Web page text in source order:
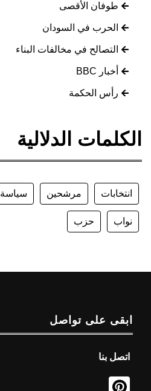
طوفان الأقصى
الحرب في السودان
التصالح في مخالفات البناء
أخبار BBC
رأس الحكمة
الكلمات الدلالية
انتخابات مرشحين سياسة
نواب حزب
ابقى على تواصل
اتصل بنا